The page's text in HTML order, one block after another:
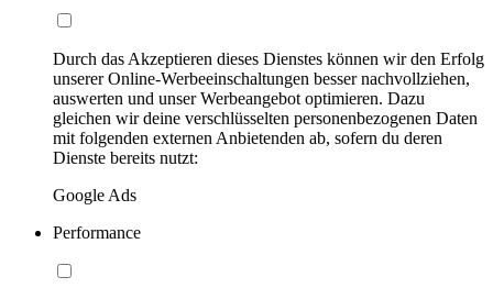
Durch das Akzeptieren dieses Dienstes können wir den Erfolg
unserer Online-Werbeeinschaltungen besser nachvollziehen,
auswerten und unser Werbeangebot optimieren. Dazu
gleichen wir deine verschlüsselten personenbezogenen Daten
mit folgenden externen Anbietenden ab, sofern du deren
Dienste bereits nutzt:
Google Ads
Performance